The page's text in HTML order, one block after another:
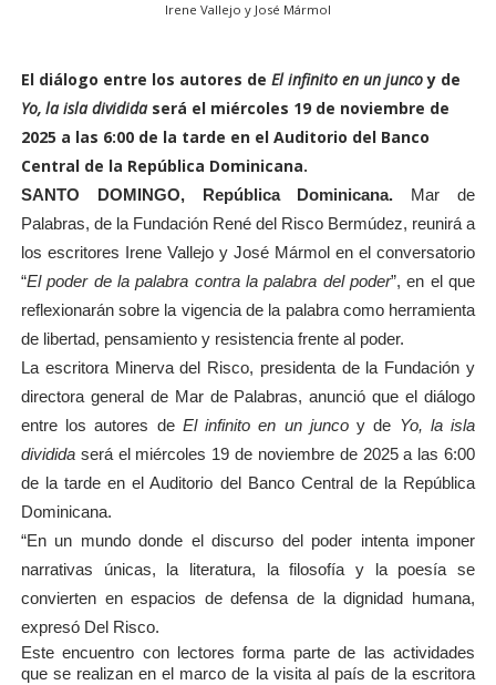
Irene Vallejo y José Mármol
El diálogo entre los autores de El infinito en un juncoy de
Yo, la isla dividida será el miércoles 19 de noviembre de
2025 a las 6:00 de la tarde en el Auditorio del Banco
Central de la República Dominicana.
SANTO DOMINGO, República Dominicana. Mar de
Palabras, de la Fundación René del Risco Bermúdez, reunirá a
los escritores Irene Vallejo y José Mármol en el conversatorio
“El poder de la palabra contra la palabra del poder”, en el que
reflexionarán sobre la vigencia de la palabra como herramienta
de libertad, pensamiento y resistencia frente al poder.
La escritora Minerva del Risco, presidenta de la Fundación y
directora general de Mar de Palabras, anunció que el diálogo
entre los autores de El infinito en un juncoy de Yo, la isla
dividida será el miércoles 19 de noviembre de 2025 a las 6:00
de la tarde en el Auditorio del Banco Central de la República
Dominicana.
“En un mundo donde el discurso del poder intenta imponer
narrativas únicas, la literatura, la filosofía y la poesía se
convierten en espacios de defensa de la dignidad humana,
expresó Del Risco.
Este encuentro con lectores forma parte de las actividades
que se realizan en el marco de la visita al país de la escritora